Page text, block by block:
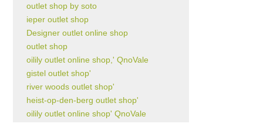
outlet shop by soto
ieper outlet shop
Designer outlet online shop
outlet shop
oilily outlet online shop,' QnoVale
gistel outlet shop'
river woods outlet shop'
heist-op-den-berg outlet shop'
oilily outlet online shop' QnoVale